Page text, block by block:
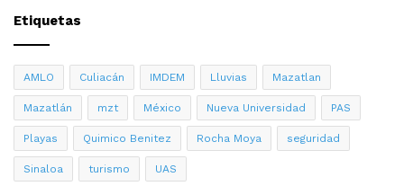
Etiquetas
AMLO Culiacán IMDEM Lluvias Mazatlan
Mazatlán mzt México Nueva Universidad PAS
Playas Quimico Benitez Rocha Moya seguridad
Sinaloa turismo UAS